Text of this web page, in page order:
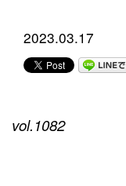
2023.03.17
vol.1082